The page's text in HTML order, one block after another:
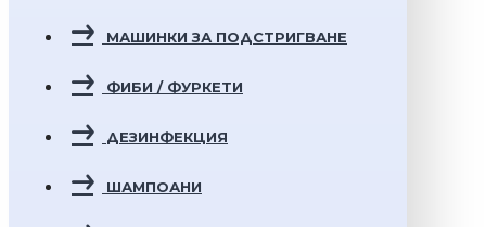
МАШИНКИ ЗА ПОДСТРИГВАНЕ
ФИБИ / ФУРКЕТИ
ДЕЗИНФЕКЦИЯ
ШАМПОАНИ